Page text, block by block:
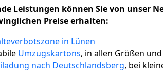
Leistungen können Sie von unser
Preise erhalten:
in Lünen
Umzugskartons, in allen Größen
nach Deutschlandsberg, bei